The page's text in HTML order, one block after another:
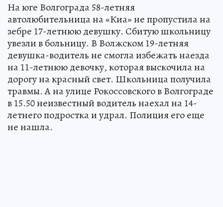
На юге Волгограда 58-летняя
автолюбительница на «Киа» не пропустила на
зебре 17-летнюю девушку. Сбитую школьницу
увезли в больницу. В Волжском 19-летняя
девушка-водитель не смогла избежать наезда
на 11-летнюю девочку, которая выскочила на
дорогу на красный свет. Школьница получила
травмы. А на улице Рокоссовского в Волгограде
в 15.50 неизвестный водитель наехал на 14-
летнего подростка и удрал. Полиция его еще
не нашла.